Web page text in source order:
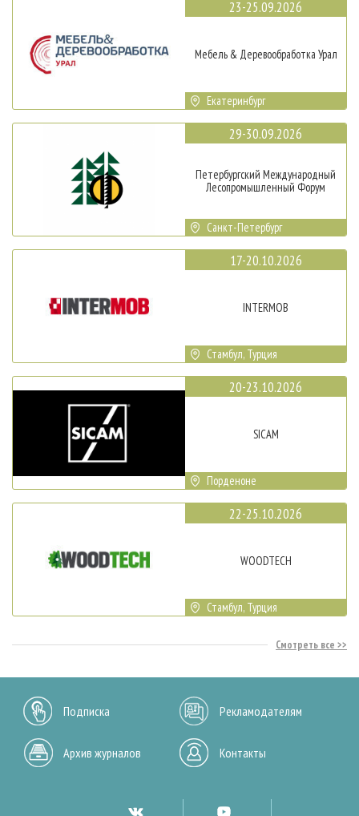
23-25.09.2026
Мебель & Деревообработка Урал
Екатеринбург
29-30.09.2026
Петербургский Международный
Лесопромышленный Форум
Санкт-Петербург
17-20.10.2026
INTERMOB
Стамбул, Турция
20-23.10.2026
SICAM
Порденоне
22-25.10.2026
WOODTECH
Стамбул, Турция
Смотреть все
Подписка Рекламодателям
Архив журналов Контакты